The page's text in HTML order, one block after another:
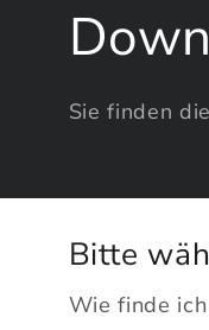
Sie finden
Bitte
Wie finde